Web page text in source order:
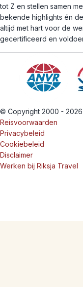
tot Z en stellen samen
bekende highlights én
altijd met hart voor de
gecertificeerd en
© Copyright 2000 - 2026
Reisvoorwaarden
Privacybeleid
Cookiebeleid
Disclaimer
Werken bij Riksja Travel